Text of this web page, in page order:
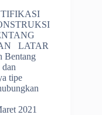
LATAR
Bentang
tipe
2021